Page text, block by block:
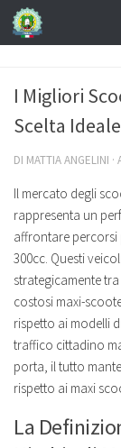
I Migliori
Scelta Ideale
DI MATTIA ANGELINI ·
Il mercato degli
rappresenta un
affrontare
300cc. Questi
strategicamente
costosi maxi-
rispetto ai modelli
traffico cittadino
porta, il tutto
rispetto ai maxi
La